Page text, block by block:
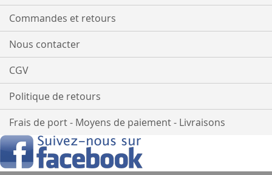
Commandes et retours
Nous contacter
CGV
Politique de retours
Frais de port - Moyens de paiement - Livraisons